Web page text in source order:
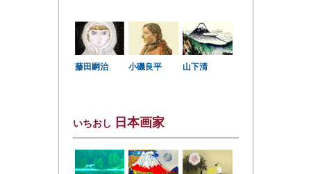
藤田嗣治 小磯良平 山下清
いちおし 日本画家